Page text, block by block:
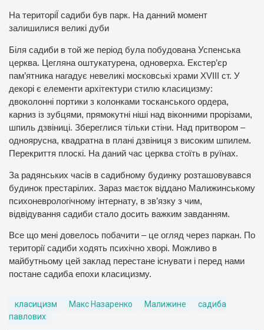
На територіЇ садиби був парк. На данний момент
залишилися великі дуби
Біля садиби в той же період була побудована Успенська
церква. Цегляна оштукатурена, одноверха. Екстер’єр
пам’ятника нагадує невеликі московські храми XVIII ст. У
декорі є елементи архітектури стилю класицизму:
двоколонні портики з колонками тосканського ордера,
карниз із зубцями, прямокутні ніші над віконними прорізами,
шпиль дзвіниці. Збереглися тільки стіни. Над притвором –
одноярусна, квадратна в плані дзвіниця з високим шпилем.
Перекриття плоскі. На даний час церква стоїть в руїнах.
За радянських часів в садибному будинку розташовувався
будинок престарілих. Зараз маєток віддано Малижинському
психоневрологічному інтернату, в зв’язку з чим,
відвідування садиби стало досить важким завданням.
Все що мені довелось побачити – це огляд через паркан. По
території садиби ходять психічно хворі. Можливо в
майбутньому цей заклад перестане існувати і перед нами
постане садиба епохи класицизму.
класицизм Макс Назаренко Малижине
садиба
павлових